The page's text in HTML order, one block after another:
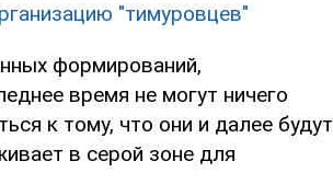
"тимуровцев"
формирований,
время не могут ничего
к тому, что они и далее будут
в серой зоне для